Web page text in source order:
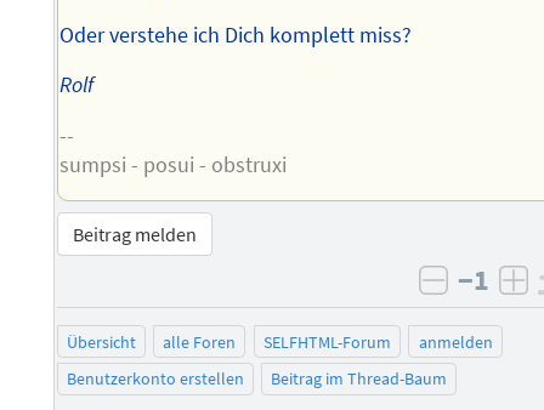
Oder verstehe ich Dich komplett miss?
Rolf
--
sumpsi - posui - obstruxi
Beitrag melden
negativ
−1
Übersicht alle Foren SELFHTML-Forum
anmelden
Benutzerkonto erstellen
Beitrag im Thread-Baum